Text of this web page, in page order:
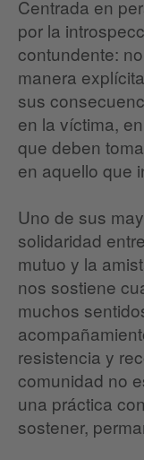
Centrada en
por la
contundente:
manera
sus
en la víctima,
que deben
en aquello que
Uno de sus
solidaridad
mutuo y la
nos sostiene
muchos
resistencia y
comunidad no
una práctica
sostener,